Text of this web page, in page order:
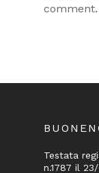
comment.
Testata
n.1787 il